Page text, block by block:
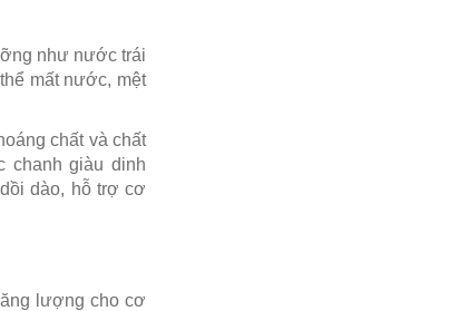
như nước trái
mất nước, mệt
chất và chất
chanh giàu dinh
dào, hỗ trợ cơ
lượng cho cơ